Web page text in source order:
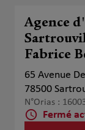
Agence
Fabrice
65 Avenue
78500
N°Orias :
Fermé